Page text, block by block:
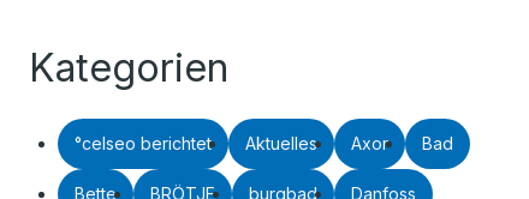
Kategorien
°celseo berichtet Aktuelles Axor Bad
Bette BRÖTJE burgbad Danfoss